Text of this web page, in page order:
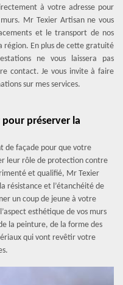
à votre adresse pour
Mr Texier Artisan ne vous
et le transport de nos
région. En plus de cette gratuité
ne vous laissera pas
contact. Je vous invite à faire
sur mes services.
préserver la
de façade pour que votre
leur rôle de protection contre
et qualifié, Mr Texier
résistance et l’étanchéité de
un coup de jeune à votre
esthétique de vos murs
la peinture, de la forme des
qui vont revêtir votre